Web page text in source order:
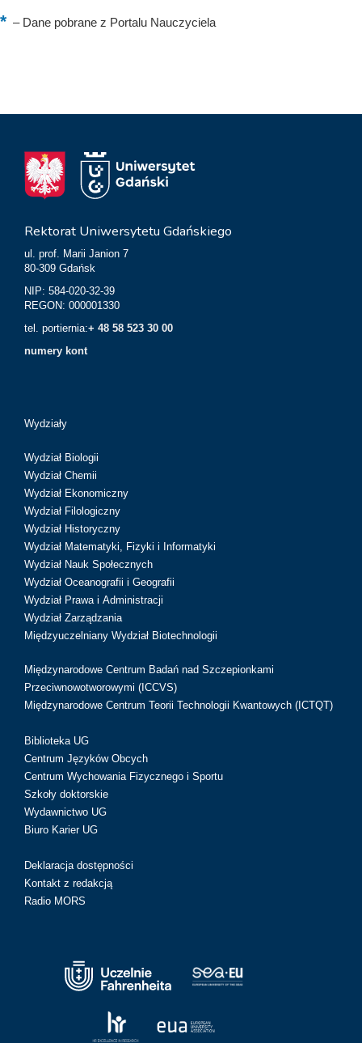
–Dane pobrane z Portalu Nauczyciela
Rektorat Uniwersytetu Gdańskiego
ul. prof. Marii Janion 7
80-309 Gdańsk
NIP: 584-020-32-39
REGON: 000001330
tel. portiernia:+ 48 58 523 30 00
numery kont
Wydziały
Wydział Biologii
Wydział Chemii
Wydział Ekonomiczny
Wydział Filologiczny
Wydział Historyczny
Wydział Matematyki, Fizyki i Informatyki
Wydział Nauk Społecznych
Wydział Oceanografii i Geografii
Wydział Prawa i Administracji
Wydział Zarządzania
Międzyuczelniany Wydział Biotechnologii
Międzynarodowe Centrum Badań nad Szczepionkami
Przeciwnowotworowymi (ICCVS)
Międzynarodowe Centrum Teorii Technologii Kwantowych (ICTQT)
Biblioteka UG
Centrum Języków Obcych
Centrum Wychowania Fizycznego i Sportu
Szkoły doktorskie
Wydawnictwo UG
Biuro Karier UG
Deklaracja dostępności
Kontakt z redakcją
Radio MORS